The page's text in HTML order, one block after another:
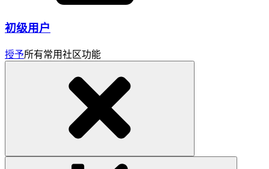
初级用户
授予所有常用社区功能